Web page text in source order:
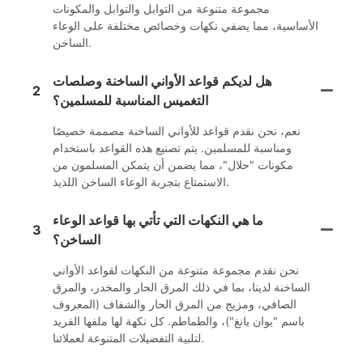
مجموعة متنوعة من التوابل والتوابل والمكونات
الأساسية، مما يضفي نكهات وخصائص مختلفة على الوعاء
الساخن.
2
هل لديكم قواعد الأواني الساخنة وصلصات
التغميس المناسبة للمسلمين؟
نعم، نحن نقدم قواعد للأواني الساخنة مصممة خصيصًا
ومناسبة للمسلمين. يتم تصنيع هذه القواعد باستخدام
مكونات "حلال"، مما يضمن أن يتمكن المسلمون من
الاستمتاع بتجربة الوعاء الساخن اللذيذ.
3
ما هي النكهات التي تأتي بها قواعد الوعاء
الساخن؟
نحن نقدم مجموعة متنوعة من النكهات لقواعد الأواني
الساخنة لدينا، بما في ذلك المرق الحار والمخدر، والمرق
الصافي، ومزيج من المرق الحار والشفاف (المعروف
باسم "يوان يانغ")، والطماطم. كل نكهة لها ملفها الفريد
لتلبية التفضيلات المتنوعة لعملائنا.